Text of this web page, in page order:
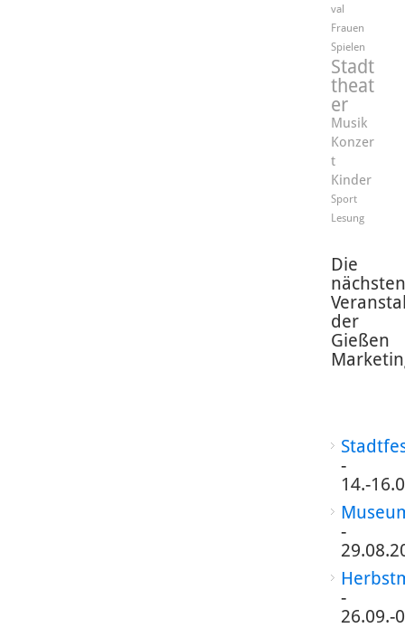
val
Frauen
Spielen
Stadt
theat
er
Musik
Konzer
t
Kinder
Sport
Lesung
Die
nächsten
der
Gießen
-
14.-
-
-
26.09.-